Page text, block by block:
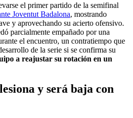
el primer partido de la semifinal
Joventut Badalona, mostrando
y aprovechando su acierto ofensivo.
parcialmente empañado por una
el encuentro, un contratiempo que
de la serie si se confirma su
a reajustar su rotación en un
y será baja con